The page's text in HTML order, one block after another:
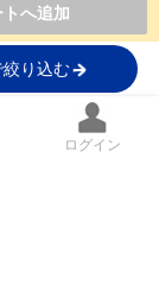
トへ追加
り込む
ログイン